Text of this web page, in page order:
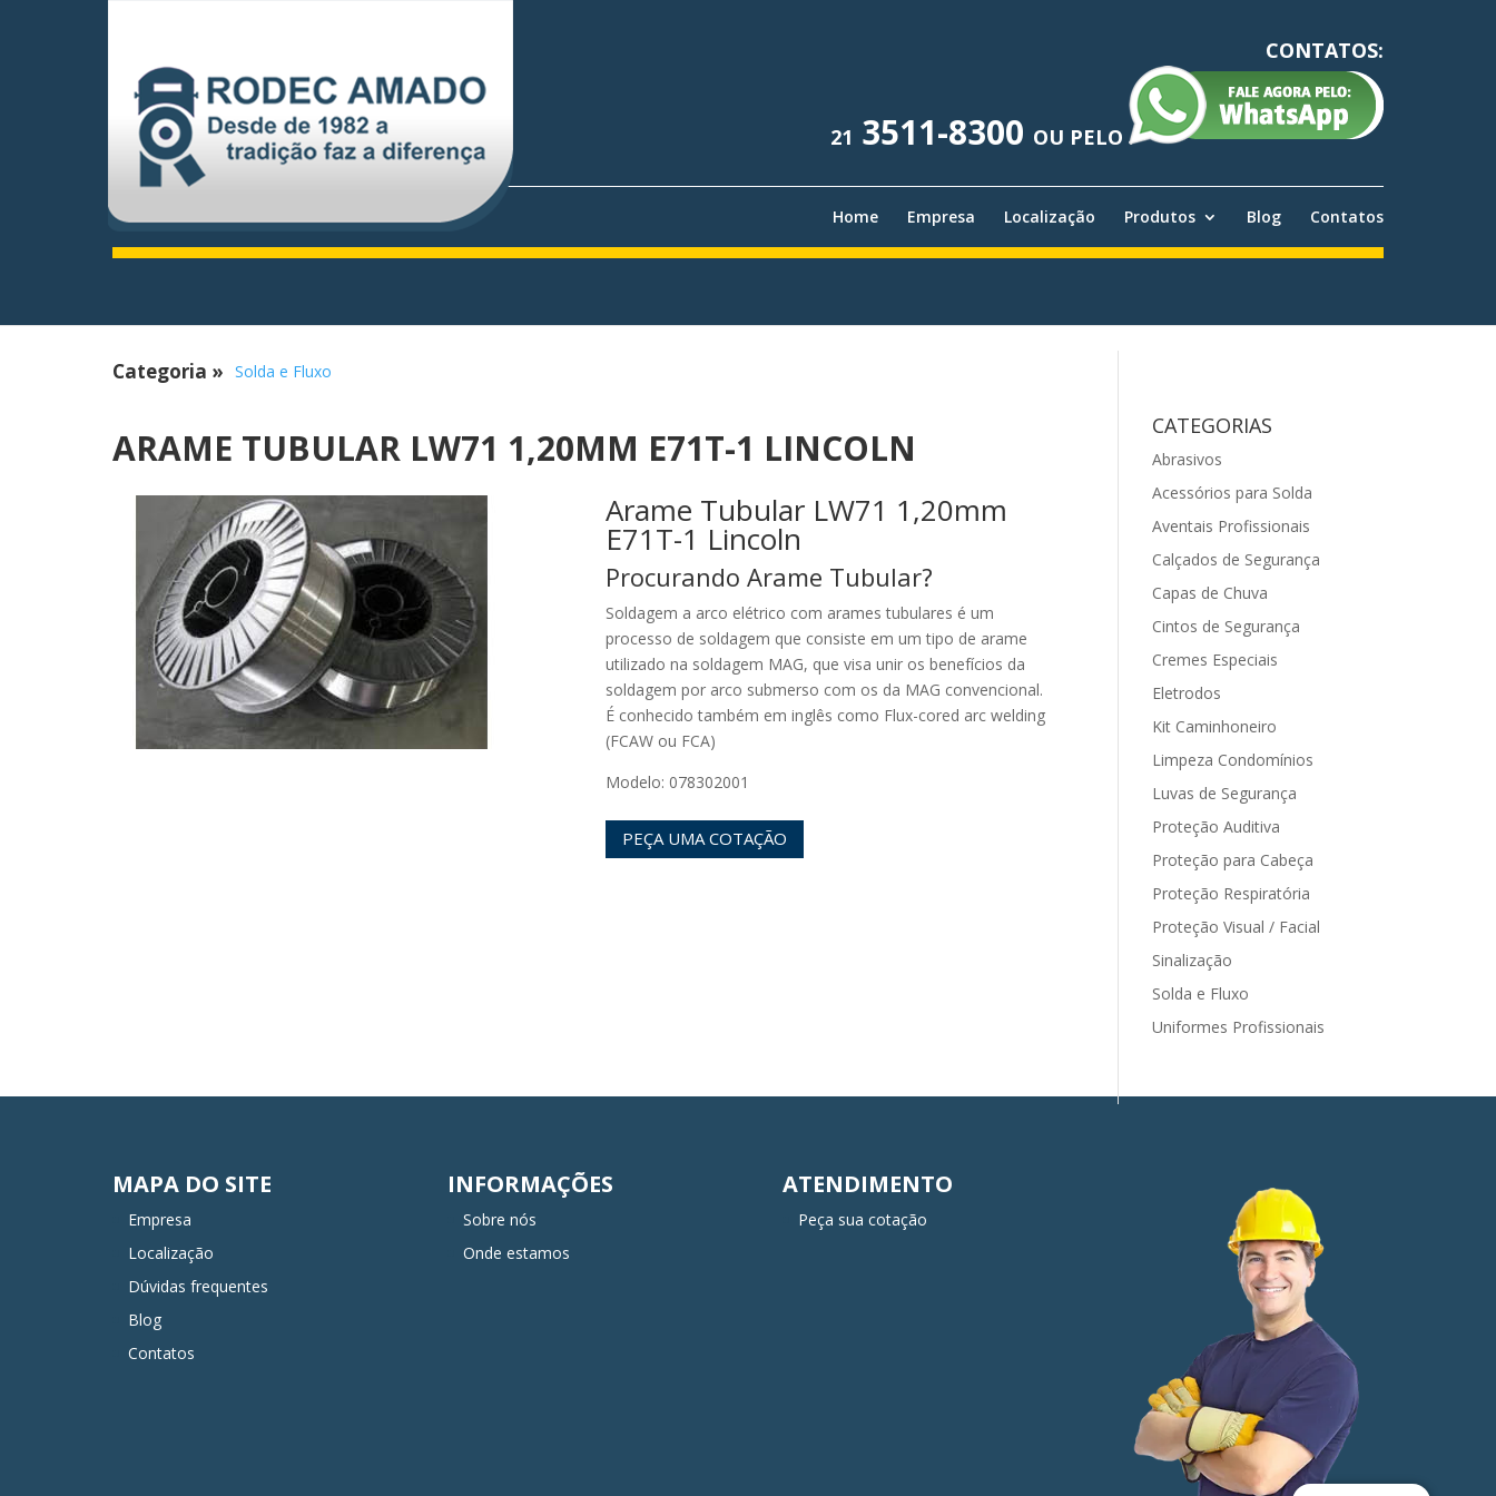
CONTATOS:
21 3511-8300 OU PELO
Home Empresa Localização Produtos Blog Contatos
Categoria » Solda e Fluxo
ARAME TUBULAR LW71 1,20MM E71T-1 LINCOLN
Arame Tubular LW71 1,20mm
E71T-1 Lincoln
Procurando Arame Tubular?
Soldagem a arco elétrico com arames tubulares é um
processo de soldagem que consiste em um tipo de arame
utilizado na soldagem MAG, que visa unir os benefícios da
soldagem por arco submerso com os da MAG convencional.
É conhecido também em inglês como Flux-cored arc welding
(FCAW ou FCA)
Modelo: 078302001
PEÇA UMA COTAÇÃO
CATEGORIAS
Abrasivos
Acessórios para Solda
Aventais Profissionais
Calçados de Segurança
Capas de Chuva
Cintos de Segurança
Cremes Especiais
Eletrodos
Kit Caminhoneiro
Limpeza Condomínios
Luvas de Segurança
Proteção Auditiva
Proteção para Cabeça
Proteção Respiratória
Proteção Visual / Facial
Sinalização
Solda e Fluxo
Uniformes Profissionais
MAPA DO SITE
Empresa
Localização
Dúvidas frequentes
Blog
Contatos
INFORMAÇÕES
Sobre nós
Onde estamos
ATENDIMENTO
Peça sua cotação